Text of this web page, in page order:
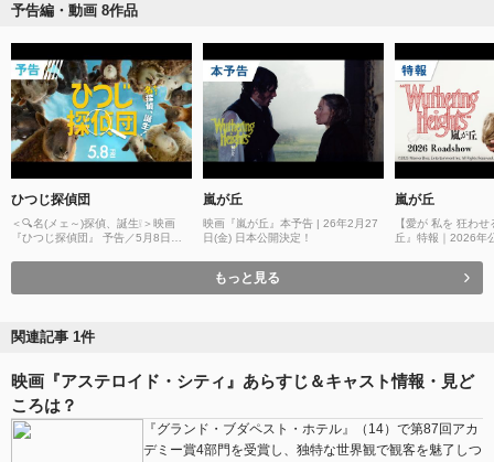
予告編・動画 8作品
ひつじ探偵団
＜🔍名(メェ～)探偵、誕生❕＞映画
『ひつじ探偵団』 予告／5月8日
嵐が丘
映画『嵐が丘』本予告 | 26年2月27
日(金) 日本公開決定！
嵐が丘
【愛が 私を 狂わ
丘』特報｜2026年
もっと見る
関連記事 1件
映画『アステロイド・シティ』あらすじ＆キャスト情報・見ど
ころは？
『グランド・ブダペスト・ホテル』（14）で第87回アカ
デミー賞4部門を受賞し、独特な世界観で観客を魅了しつ